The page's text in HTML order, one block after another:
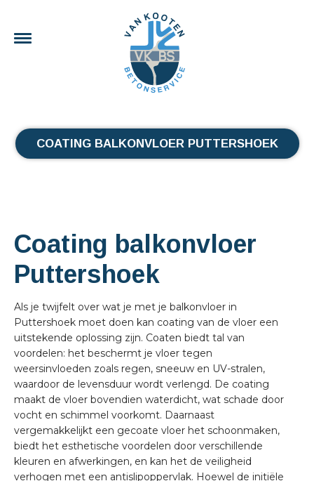
COATING BALKONVLOER PUTTERSHOEK
Coating balkonvloer
Puttershoek
Als je twijfelt over wat je met je balkonvloer in
Puttershoek moet doen kan coating van de vloer een
uitstekende oplossing zijn. Coaten biedt tal van
voordelen: het beschermt je vloer tegen
weersinvloeden zoals regen, sneeuw en UV-stralen,
waardoor de levensduur wordt verlengd. De coating
maakt de vloer bovendien waterdicht, wat schade door
vocht en schimmel voorkomt. Daarnaast
vergemakkelijkt een gecoate vloer het schoonmaken,
biedt het esthetische voordelen door verschillende
kleuren en afwerkingen, en kan het de veiligheid
verhogen met een antislipoppervlak. Hoewel de initiële